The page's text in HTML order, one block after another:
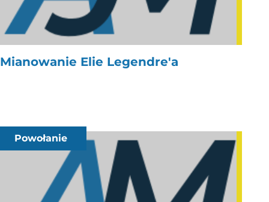
Mianowanie Elie Legendre'a
Powołanie